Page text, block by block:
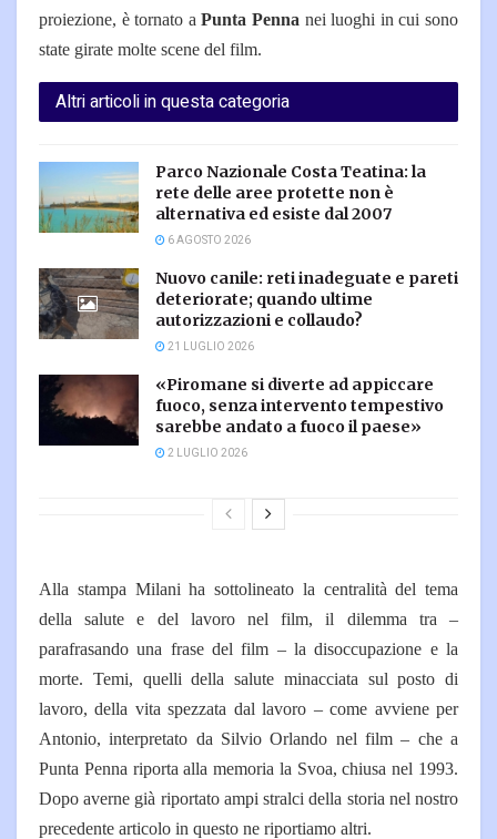
proiezione, è tornato aPunta Penna nei luoghi in cui sono
state girate molte scene del film.
Altri articoli in questa categoria
Parco Nazionale Costa Teatina: la
rete delle aree protette non è
alternativa ed esiste dal 2007
6 AGOSTO 2026
Nuovo canile: reti inadeguate e pareti
deteriorate; quando ultime
autorizzazioni e collaudo?
21 LUGLIO 2026
«Piromane si diverte ad appiccare
fuoco, senza intervento tempestivo
sarebbe andato a fuoco il paese»
2 LUGLIO 2026
Alla stampa Milani ha sottolineato la centralità del tema
della salute e del lavoro nel film, il dilemma tra –
parafrasando una frase del film – la disoccupazione e la
morte. Temi, quelli della salute minacciata sul posto di
lavoro, della vita spezzata dal lavoro – come avviene per
Antonio, interpretato da Silvio Orlando nel film – che a
Punta Penna riporta alla memoria la Svoa, chiusa nel 1993.
Dopo averne già riportato ampi stralci della storia nel nostro
precedente articolo in questo ne riportiamo altri.